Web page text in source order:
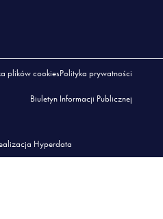
plików cookiesPolityka prywatności
Biuletyn Informacji Publicznej
Hyperdata